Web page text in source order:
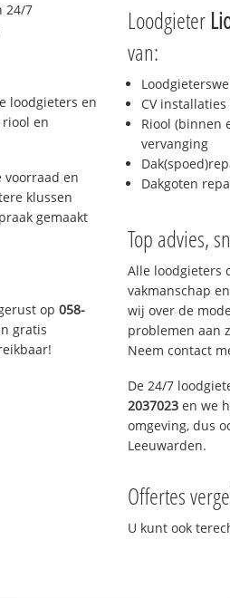
24/7
loodgieters en
en
voorraad en
klussen
gemaakt
op058-
gratis
Loodgieter
van:
CV
Riool (binnen
vervanging
Dakgoten
Top advies,
Alle loodgieters
vakmanschap
wij over de
problemen aan
Neem contact
De 24/7
2037023 en we
omgeving, dus
Leeuwarden.
Offertes
U kunt ook